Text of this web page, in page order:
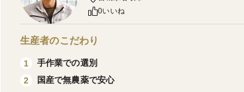
0いいね
生産者のこだわり
1
手作業での選別
2
国産で無農薬で安心